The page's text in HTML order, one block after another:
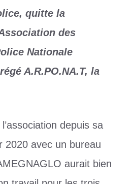
quitte la
des
Nationale
A.R.PO.NA.T, la
depuis sa
2020 avec un bureau
aurait bien